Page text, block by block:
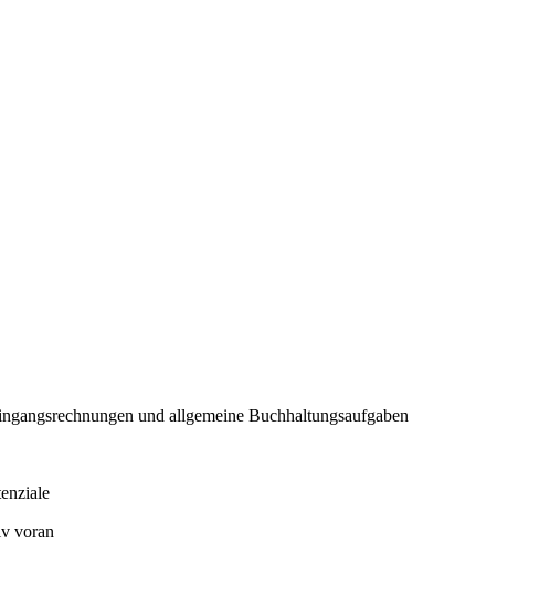
und allgemeine Buchhaltungsaufgaben
voran